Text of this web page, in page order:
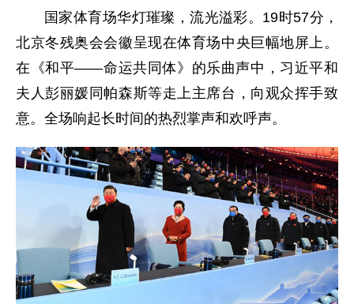
国家体育场华灯璀璨，流光溢彩。19时57分，
北京冬残奥会会徽呈现在体育场中央巨幅地屏上。
在《和平——命运共同体》的乐曲声中，习近平和
夫人彭丽媛同帕森斯等走上主席台，向观众挥手致
意。全场响起长时间的热烈掌声和欢呼声。